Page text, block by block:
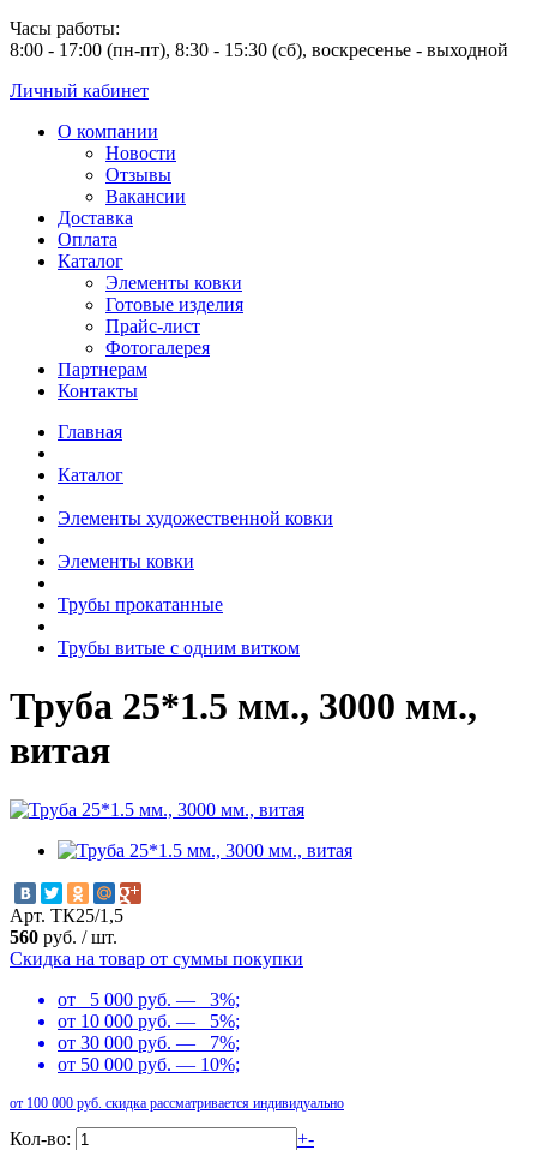
Часы работы:
8:00 - 17:00 (пн-пт), 8:30 - 15:30 (сб), воскресенье - выходной
Личный кабинет
О компании
Новости
Отзывы
Вакансии
Доставка
Оплата
Каталог
Элементы ковки
Готовые изделия
Прайс-лист
Фотогалерея
Партнерам
Контакты
Главная
Каталог
Элементы художественной ковки
Элементы ковки
Трубы прокатанные
Трубы витые с одним витком
Труба 25*1.5 мм., 3000 мм.,
витая
Арт. ТК25/1,5
560 руб. /шт.
Скидка на товар от суммы покупки
от 5 000 руб. — 3%;
от 10 000 руб. — 5%;
от 30 000 руб. — 7%;
от 50 000 руб. — 10%;
от 100 000 руб. скидка рассматривается индивидуально
Кол-во: +-